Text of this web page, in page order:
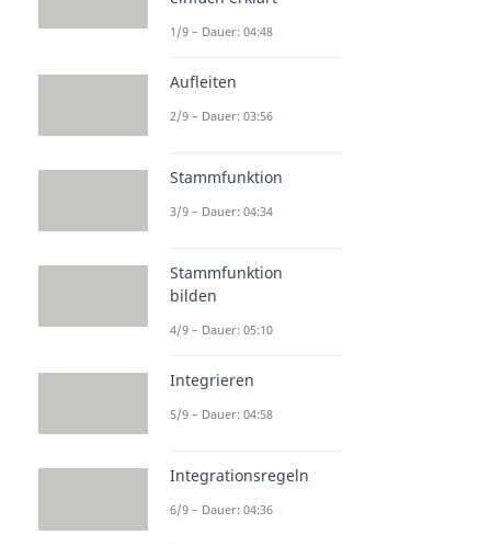
1/9 – Dauer: 04:48
Aufleiten
2/9 – Dauer: 03:56
Stammfunktion
3/9 – Dauer: 04:34
Stammfunktion
bilden
4/9 – Dauer: 05:10
Integrieren
5/9 – Dauer: 04:58
Integrationsregeln
6/9 – Dauer: 04:36